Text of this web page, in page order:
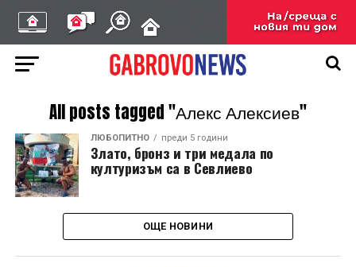
All posts tagged "Алекс Алексиев"
ЛЮБОПИТНО преди 5 години
Злато, бронз и три медала по
културизъм са в Севлиево
ОЩЕ НОВИНИ